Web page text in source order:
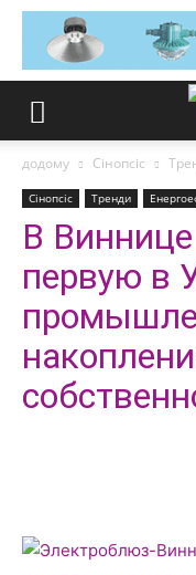
додому Сінопсіс
Сінопсіс Тренди
В
первую в